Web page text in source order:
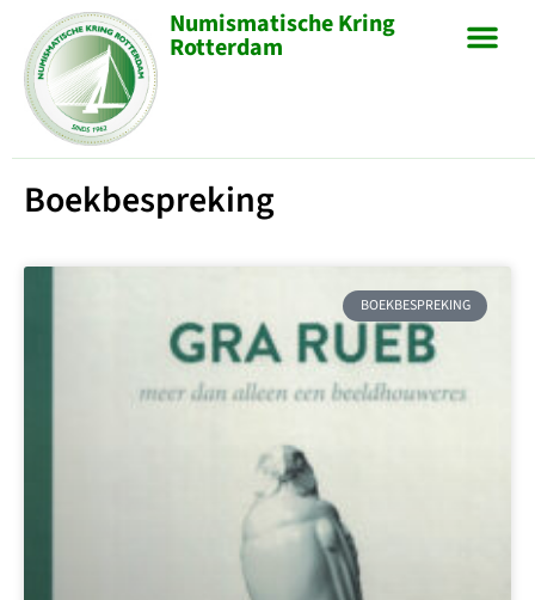
Numismatische Kring
Rotterdam
Boekbespreking
BOEKBESPREKING